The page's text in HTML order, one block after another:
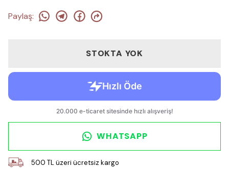
Paylaş:
STOKTA YOK
WHATSAPP
500 TL üzeri ücretsiz kargo